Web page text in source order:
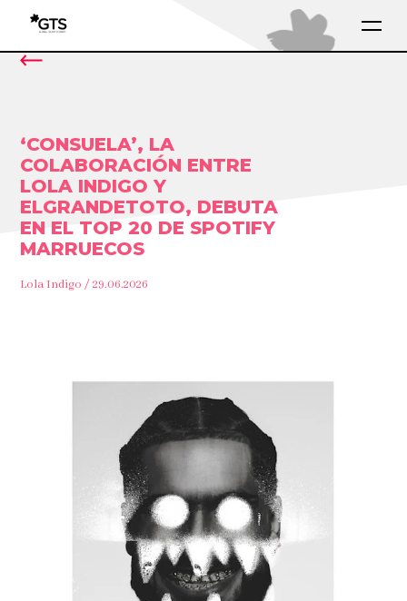
‘CONSUELA’, LA
COLABORACIÓN ENTRE
LOLA INDIGO Y
ELGRANDETOTO, DEBUTA
EN EL TOP 20 DE SPOTIFY
MARRUECOS
Lola Indigo / 29.06.2026